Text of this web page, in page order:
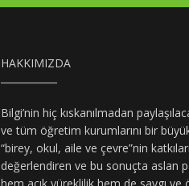
HAKKIMIZDA
Bilgi’nin hiç kıskanılmadan
ve tüm öğretim kurumlarını bir
“birey, okul, aile ve çevre”nin
değerlendiren ve bu sonuçta aslan